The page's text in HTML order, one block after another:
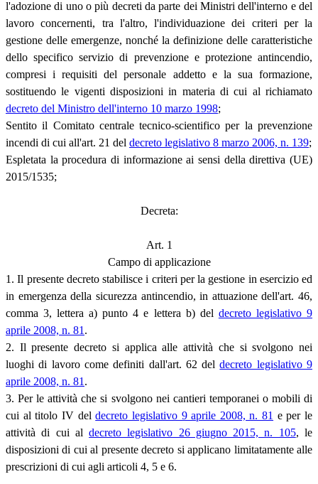
l'adozione di uno o più decreti da parte dei Ministri dell'interno e del
lavoro concernenti, tra l'altro, l'individuazione dei criteri per la
gestione delle emergenze, nonché la definizione delle caratteristiche
dello specifico servizio di prevenzione e protezione antincendio,
compresi i requisiti del personale addetto e la sua formazione,
sostituendo le vigenti disposizioni in materia di cui al richiamato
decreto del Ministro dell'interno 10 marzo 1998;
Sentito il Comitato centrale tecnico-scientifico per la prevenzione
incendi di cui all'art. 21 del decreto legislativo 8 marzo 2006, n. 139;
Espletata la procedura di informazione ai sensi della direttiva (UE)
2015/1535;
Decreta:
Art. 1
Campo di applicazione
1. Il presente decreto stabilisce i criteri per la gestione in esercizio ed
in emergenza della sicurezza antincendio, in attuazione dell'art. 46,
comma 3, lettera a) punto 4 e lettera b) del decreto legislativo 9
aprile 2008, n. 81 .
2. Il presente decreto si applica alle attività che si svolgono nei
luoghi di lavoro come definiti dall'art. 62 deldecreto legislativo 9
aprile 2008, n. 81 .
3. Per le attività che si svolgono nei cantieri temporanei o mobili di
cui al titolo IV deldecreto legislativo 9 aprile 2008, n. 81 e per le
attività di cui aldecreto legislativo 26 giugno 2015, n. 105, le
disposizioni di cui al presente decreto si applicano limitatamente alle
prescrizioni di cui agli articoli 4, 5 e 6.